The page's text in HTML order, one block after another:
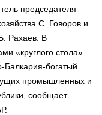
председателя
С. Говоров и
Рахаев. В
«круглого стола»
Балкария-богатый
промышленных и
сообщает